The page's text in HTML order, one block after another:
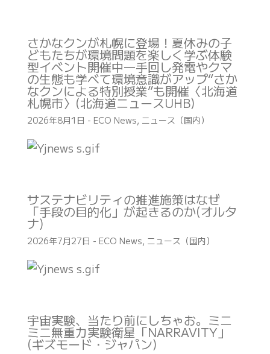
さかなクンが札幌に登場！夏休みの子
どもたちが環境問題を楽しく学ぶ体験
型イベント開催中―手回し発電やクマ
の生態も学べて環境意識がアップ“さか
なクンによる特別授業”も開催〈北海道
札幌市〉(北海道ニュースUHB)
2026年8月1日 - ECO News, ニュース（国内）
サステナビリティの推進施策はなぜ
「手段の目的化」が起きるのか(オルタ
ナ)
2026年7月27日 - ECO News, ニュース（国内）
宇宙実験、当たり前にしちゃお。ミニ
ミニ無重力実験衛星「NARRAVITY」
(ギズモード・ジャパン)